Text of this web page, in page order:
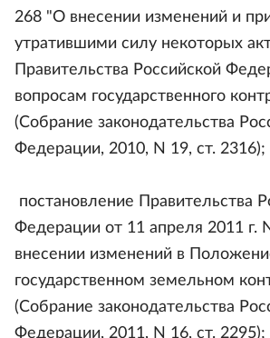
268 "О внесении изменений и
утратившими силу некоторых
Правительства Российской
вопросам государственного
(Собрание законодательства
Федерации, 2010, N 19, ст. 2316);
постановление Правительства
Федерации от 11 апреля 2011 г.
внесении изменений в
государственном земельном
(Собрание законодательства
Федерации, 2011, N 16, ст. 2295);